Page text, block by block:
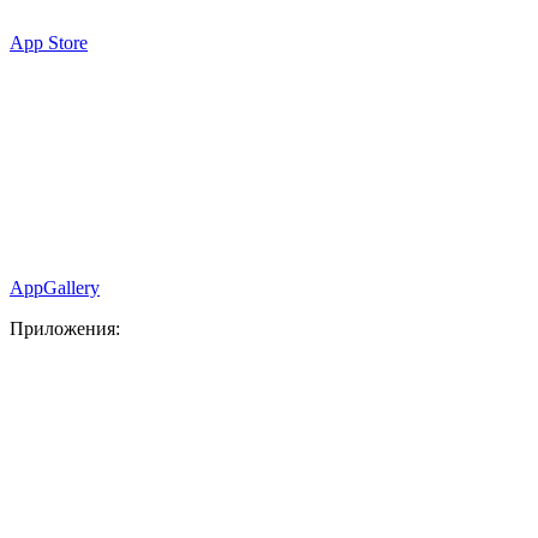
App Store
AppGallery
Приложения: